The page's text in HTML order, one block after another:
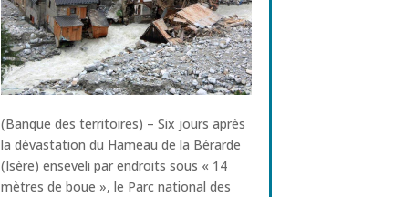
(Banque des territoires) – Six jours après
la dévastation du Hameau de la Bérarde
(Isère) enseveli par endroits sous « 14
mètres de boue », le Parc national des